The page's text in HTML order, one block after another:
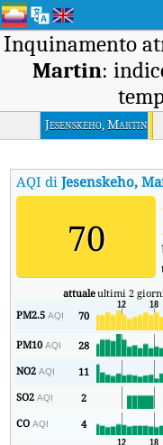
Inquinamento
Martin:
Jesenskeho, Martin
AQI diJesenskeho,
70
attualeultimi 2
PM2.5AQI 70
PM10AQI 28
NO2AQI 11
SO2AQI 2
COAQI 4